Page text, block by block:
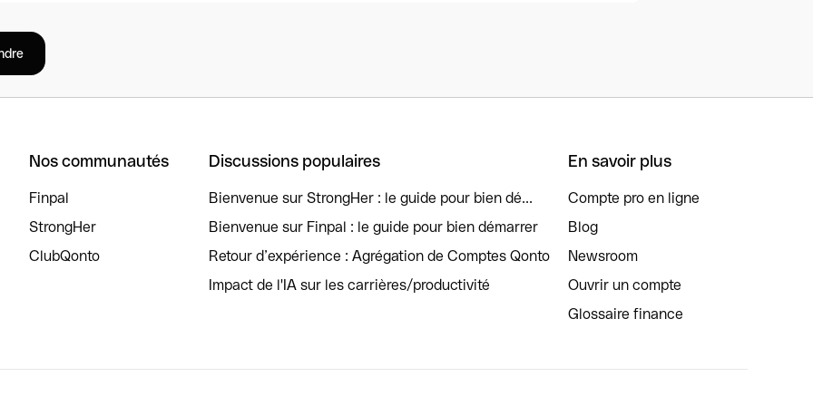
Nos communautés
Finpal
StrongHer
ClubQonto
Discussions populaires
Bienvenue sur StrongHer : le guide pour bien dé...
Bienvenue sur Finpal : le guide pour bien démarrer
Retour d’expérience : Agrégation de Comptes Qonto
Impact de l'IA sur les carrières/productivité
En savoir plus
Compte pro en ligne
Blog
Newsroom
Ouvrir un compte
Glossaire finance